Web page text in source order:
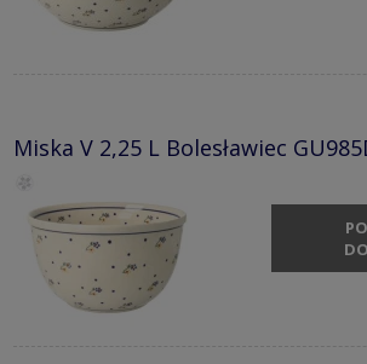
Miska V 2,25 L Bolesławiec